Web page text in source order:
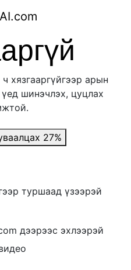
хязгааргүйгээр арын
шинэчлэх, цуцлах
27%
туршаад үзээрэй
дээрээс эхлээрэй